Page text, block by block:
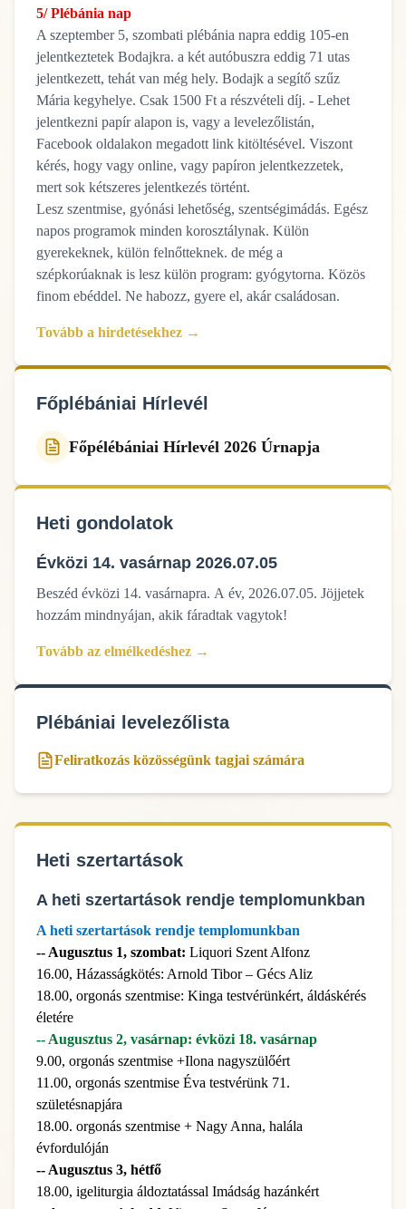
5/ Plébánia nap
A szeptember 5, szombati plébánia napra eddig 105-en
jelentkeztetek Bodajkra. a két autóbuszra eddig 71 utas
jelentkezett, tehát van még hely. Bodajk a segítő szűz
Mária kegyhelye. Csak 1500 Ft a részvételi díj. - Lehet
jelentkezni papír alapon is, vagy a levelezőlistán,
Facebook oldalakon megadott link kitöltésével. Viszont
kérés, hogy vagy online, vagy papíron jelentkezzetek,
mert sok kétszeres jelentkezés történt.
Lesz szentmise, gyónási lehetőség, szentségimádás. Egész
napos programok minden korosztálynak. Külön
gyerekeknek, külön felnőtteknek. de még a
szépkorúaknak is lesz külön program: gyógytorna. Közös
finom ebéddel. Ne habozz, gyere el, akár családosan.
Tovább a hirdetésekhez →
Főplébániai Hírlevél
Főpélébániai Hírlevél 2026 Úrnapja
Heti gondolatok
Évközi 14. vasárnap 2026.07.05
Beszéd évközi 14. vasárnapra. A év, 2026.07.05. Jöjjetek
hozzám mindnyájan, akik fáradtak vagytok!
Tovább az elmélkedéshez →
Plébániai levelezőlista
Feliratkozás közösségünk tagjai számára
Heti szertartások
A heti szertartások rendje templomunkban
A heti szertartások rendje templomunkban
-- Augusztus 1, szombat: Liquori Szent Alfonz
16.00, Házasságkötés: Arnold Tibor – Gécs Aliz
18.00, orgonás szentmise: Kinga testvérünkért, áldáskérés
életére
-- Augusztus 2, vasárnap: évközi 18. vasárnap
9.00, orgonás szentmise +Ilona nagyszülőért
11.00, orgonás szentmise Éva testvérünk 71.
születésnapjára
18.00. orgonás szentmise + Nagy Anna, halála
évfordulóján
-- Augusztus 3, hétfő
18.00, igeliturgia áldoztatással Imádság hazánkért